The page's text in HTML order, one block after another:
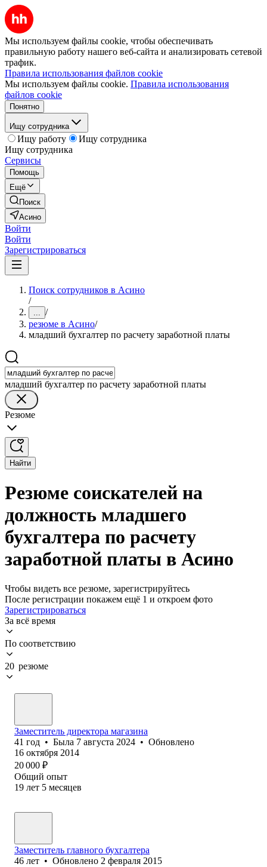
Мы используем файлы cookie, чтобы обеспечивать
правильную работу нашего веб-сайта и анализировать сетевой
трафик.
Правила использования файлов cookie
Мы используем файлы cookie. Правила использования
файлов cookie
Понятно
Ищу сотрудника
Ищу работу
Ищу сотрудника
Ищу сотрудника
Сервисы
Помощь
Ещё
Поиск
Асино
Войти
Войти
Зарегистрироваться
Поиск сотрудников в Асино
/
... /
резюме в Асино/
младший бухгалтер по расчету заработной платы
младший бухгалтер по расчету заработной платы
Резюме
Найти
Резюме соискателей на
должность младшего
бухгалтера по расчету
заработной платы в Асино
Чтобы видеть все резюме, зарегистрируйтесь
После регистрации покажем ещё 1 и откроем фото
Зарегистрироваться
За всё время
По соответствию
20 резюме
Заместитель директора магазина
41 год • Была 7 августа 2024 • Обновлено
16 октября 2014
20 000 ₽
Общий опыт
19 лет 5 месяцев
Заместитель главного бухгалтера
46 лет • Обновлено 2 февраля 2015